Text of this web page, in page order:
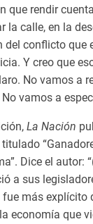
que rendir
la calle, en la
del conflicto que
Y creo que
No vamos a
vamos a
La Nación
Dice el autor:
a sus
más explícito
economía que